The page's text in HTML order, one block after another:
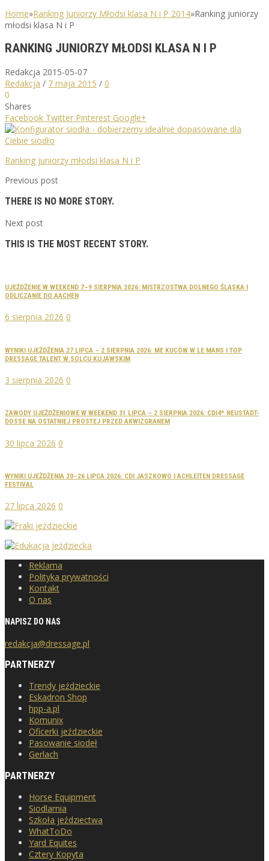
Home»Ranking Juniorzy Młodsi klasa N i P 2014»Ranking juniorzy
młodsi klasa N i P
RANKING JUNIORZY MŁODSI KLASA N I P
Redakcja 2015-05-07
Redakcja / 7 maja 2015 / 0
0
Shares
Facebook Twitter Pinterest Google+
Ranking juniorzy młodsi klasa N i P
Previous post
THERE IS NO MORE STORY.
Next post
THIS IS THE MOST RECENT STORY.
UJEŻDŻENIE W WEEKEND 7–9 SIERPNIA 2026: MISTRZOSTWA DOLNEGO ŚLĄSKA I
ODLICZANIE DO AACHEN
6 sierpnia 2026 0
WYNIKI UJEŻDŻENIA 27 LIPCA – 2 SIERPNIA 2026: ME KUCÓW W LE MANS I TOP
DRESSAGE TALENT W SOLCU KUJAWSKIM
3 sierpnia 2026 0
ZAWODY UJEŻDŻENIOWE W WEEKEND 31 LIPCA – 2 SIERPNIA 2026: CDI4* NEUSTADT-
DOSSE NA OSTATNIEJ PROSTEJ PRZED AKWIZGRANEM
30 lipca 2026 0
WYNIKI UJEŻDŻENIA 20–26 LIPCA 2026: CDI JASZKOWO I ACHLEITEN DRESSAGE
FESTIVAL
27 lipca 2026 0
Reklama
Polityka prywatności
Kontakt
O nas
NAPISZ DO NAS
redakcja@dressage.pl
PARTNERZY
Trendy jeździeckie
Eskadron Shop
hpp-a.pl
Komunix
Oficerki jeździeckie
Pasowanie siodeł
Gerlach
PARTNERZY
Horse Equipment
Siodlarnia
Szkoła jeździectwa
WhatToDo
Yard Equites
Cztery Kopyta